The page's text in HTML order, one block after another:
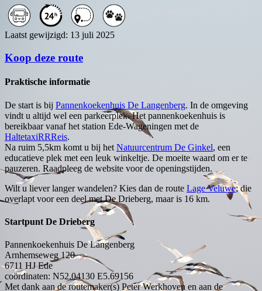
Laatst gewijzigd: 13 juli 2025
Koop deze route
Praktische informatie
De start is bij Pannenkoekenhuis De Langenberg. In de omgeving
vindt u altijd wel een parkeerplek. Het pannenkoekenhuis is
bereikbaar vanaf het station Ede-Wageningen met de
HaltetaxiRRReis.
Na ruim 5,5km komt u bij het Natuurcentrum De Ginkel, een
educatieve plek met een leuk winkeltje. De moeite waard om er te
pauzeren. Raadpleeg de website voor de openingstijden.
Wilt u liever langer wandelen? Kies dan de route Lage Veluwe; die
overlapt voor een deel met De Drieberg, maar is 16 km.
Startpunt De Drieberg
Pannenkoekenhuis De Langenberg
Arnhemseweg 120
6711 HJEde
coördinaten: N52.04130 E5.69156
Met dank aan de routemaker(s) Peter Werkhoven en aan de